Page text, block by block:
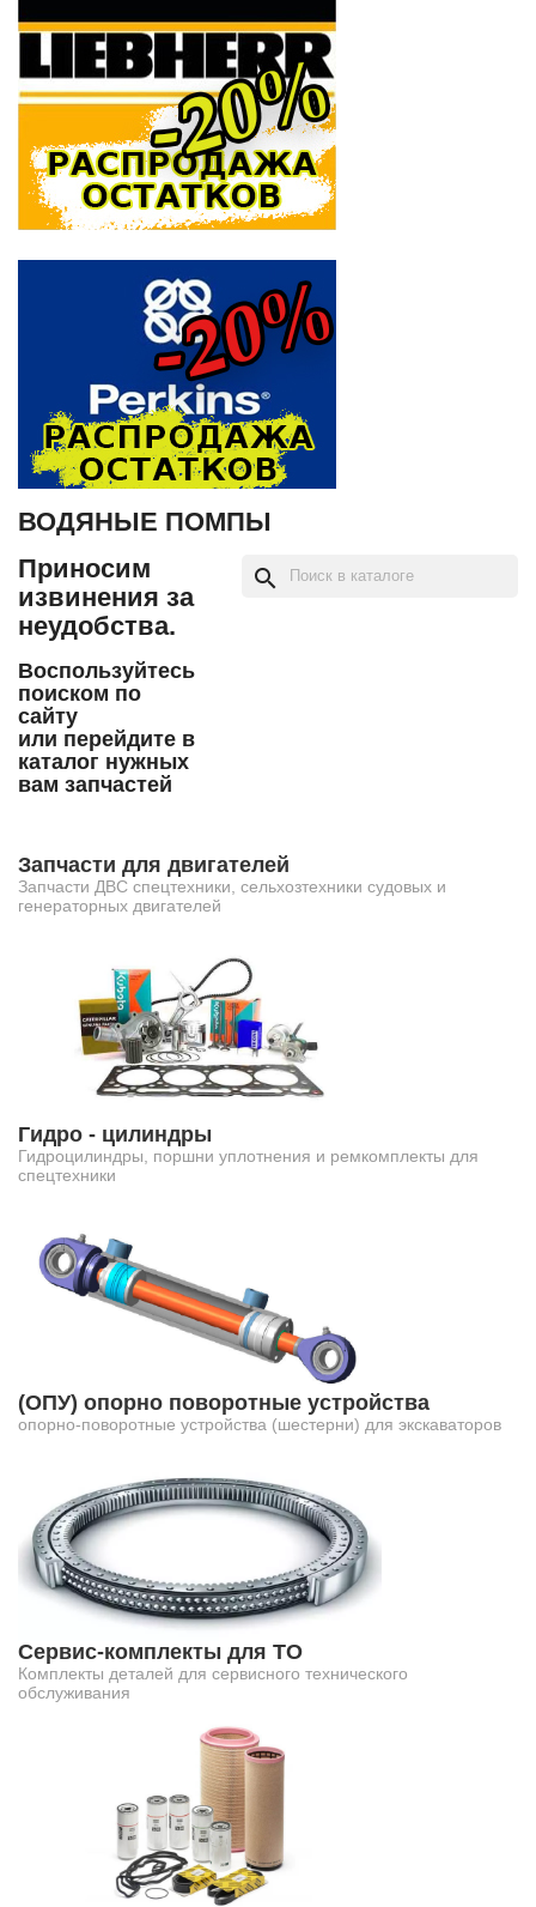
ВОДЯНЫЕ ПОМПЫ
Приносим
извинения за
неудобства.
Воспользуйтесь
поиском по
сайту
или перейдите в
каталог нужных
вам запчастей
search
Запчасти для двигателей
Запчасти ДВС спецтехники, сельхозтехники судовых и
генераторных двигателей
Гидро - цилиндры
Гидроцилиндры, поршни уплотнения и ремкомплекты для
спецтехники
(ОПУ) опорно поворотные устройства
опорно-поворотные устройства (шестерни) для экскаваторов
Сервис-комплекты для ТО
Комплекты деталей для сервисного технического
обслуживания